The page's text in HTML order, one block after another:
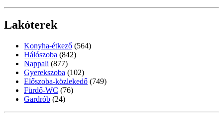
Lakóterek
Konyha-étkező (564)
Hálószoba (842)
Nappali (877)
Gyerekszoba (102)
Előszoba-közlekedő (749)
Fürdő-WC (76)
Gardrób (24)